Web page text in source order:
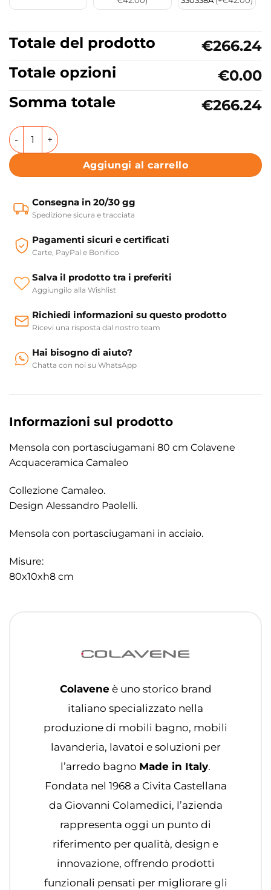
Totale del prodotto
€266.24
Totale opzioni
€0.00
Somma totale
€266.24
Mensola con portasciugamani 80 cm Colavene
Aggiungi al carrello
Consegna in 20/30 gg
Spedizione sicura e tracciata
Pagamenti sicuri e certificati
Carte, PayPal e Bonifico
Salva il prodotto tra i preferiti
Aggiungilo alla Wishlist
Richiedi informazioni su questo prodotto
Ricevi una risposta dal nostro team
Hai bisogno di aiuto?
Chatta con noi su WhatsApp
Informazioni sul prodotto
Mensola con portasciugamani 80 cm Colavene
Acquaceramica Camaleo
Collezione Camaleo.
Design Alessandro Paolelli.
Mensola con portasciugamani in acciaio.
Misure:
80x10xh8 cm
Colaveneè uno storico brand
italiano specializzato nella
produzione di mobili bagno, mobili
lavanderia, lavatoi e soluzioni per
l’arredo bagno Made in Italy.
Fondata nel 1968 a Civita Castellana
da Giovanni Colamedici, l’azienda
rappresenta oggi un punto di
riferimento per qualità, design e
innovazione, offrendo prodotti
funzionali pensati per migliorare gli